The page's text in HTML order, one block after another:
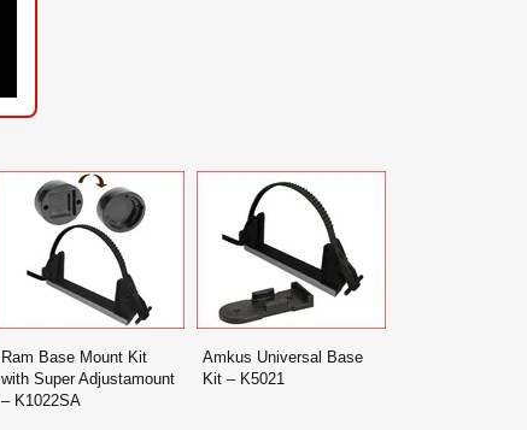
Ram Base Mount Kit
with Super Adjustamount
– K1022SA
Amkus Universal Base
Kit – K5021